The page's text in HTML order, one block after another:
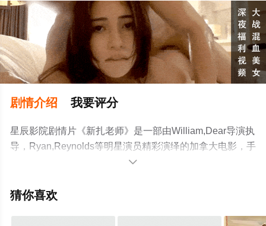
剧情介绍 我要评分
星辰影院剧情片《新扎老师》是一部由William,Dear导演执
导，Ryan,Reynolds等明星演员精彩演绎的加拿大电影，手
机免费观看高清无删减完整版电影大全就上星辰电影网，
了解。

猜你喜欢